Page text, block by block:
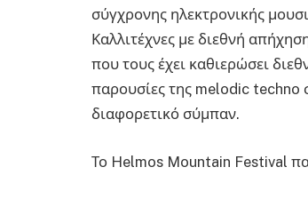
σύγχρονης ηλεκτρονικής
Καλλιτέχνες με διεθνή
που τους έχει καθιερώσει
παρουσίες της melodic techno
διαφορετικό σύμπαν.
Το Helmos Mountain Festival